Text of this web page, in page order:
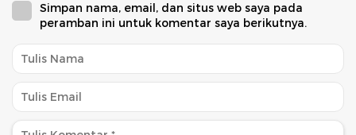
Simpan nama, email, dan situs web saya pada
peramban ini untuk komentar saya berikutnya.